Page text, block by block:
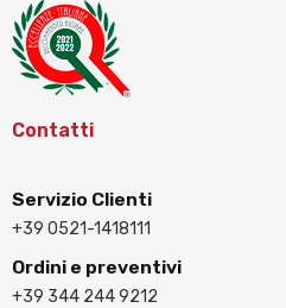
Contatti
Servizio Clienti
+39 0521-1418111
Ordini e preventivi
+39 344 244 9212